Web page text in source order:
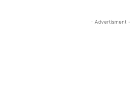
- Advertisment -